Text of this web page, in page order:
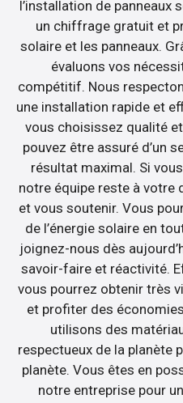
l’installation de panneaux
un chiffrage gratuit et
solaire et les panneaux.
évaluons vos
compétitif. Nous
une installation rapide et
vous choisissez qualité
pouvez être assuré d’un
résultat maximal. Si
notre équipe reste à votre
et vous soutenir. Vous
de l’énergie solaire en
joignez-nous dès
savoir-faire et réactivité.
vous pourrez obtenir très
et profiter des
utilisons des
respectueux de la planète
planète. Vous êtes en
notre entreprise pour